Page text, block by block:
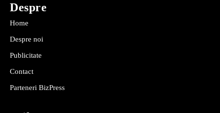
Despre
Home
Despre noi
Publicitate
Contact
Parteneri BizPress